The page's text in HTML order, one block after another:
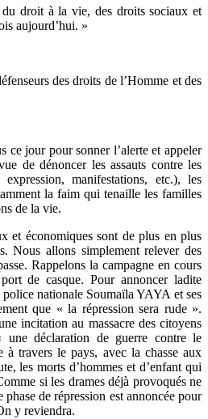
droit à la vie, des droits sociaux et
aujourd’hui. »
des droits de l’Homme et des
ce jour pour sonner l’alerte et appeler
de dénoncer les assauts contre les
manifestations, etc.), les
la faim qui tenaille les familles
de la vie.
et économiques sont de plus en plus
Nous allons simplement relever des
Rappelons la campagne en cours
de casque. Pour annoncer ladite
nationale Soumaïla YAYA et ses
que « la répression sera rude ».
incitation au massacre des citoyens
déclaration de guerre contre le
à travers le pays, avec la chasse aux
les morts d’hommes et d’enfant qui
si les drames déjà provoqués ne
de répression est annoncée pour
y reviendra.